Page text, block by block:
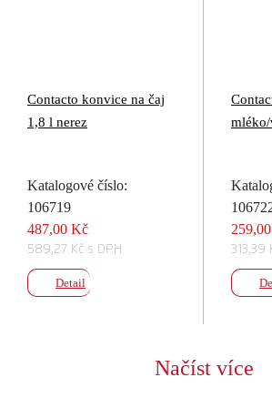
Contacto konvice na čaj
1,8 l nerez
Katalogové číslo:
106719
487,00 Kč
589,27 Kč s DPH
Detail
313,39
Načíst více